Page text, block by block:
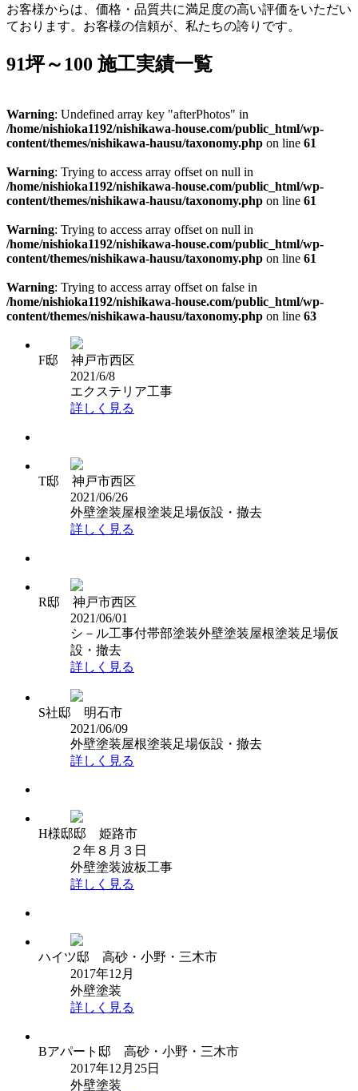
お客様からは、価格・品質共に満足度の高い評価をいただい
ております。お客様の信頼が、私たちの誇りです。
91坪～100 施工実績一覧
Warning: Undefined array key "afterPhotos" in
/home/nishioka1192/nishikawa-house.com/public_html/wp-
content/themes/nishikawa-hausu/taxonomy.php on line 61
Warning: Trying to access array offset on null in
/home/nishioka1192/nishikawa-house.com/public_html/wp-
content/themes/nishikawa-hausu/taxonomy.php on line 61
Warning: Trying to access array offset on null in
/home/nishioka1192/nishikawa-house.com/public_html/wp-
content/themes/nishikawa-hausu/taxonomy.php on line 61
Warning: Trying to access array offset on false in
/home/nishioka1192/nishikawa-house.com/public_html/wp-
content/themes/nishikawa-hausu/taxonomy.php on line 63
F邸 神戸市西区
2021/6/8
エクステリア工事
詳しく見る
T邸 神戸市西区
2021/06/26
外壁塗装屋根塗装足場仮設・撤去
詳しく見る
R邸 神戸市西区
2021/06/01
シ－ル工事付帯部塗装外壁塗装屋根塗装足場仮
設・撤去
詳しく見る
S社邸 明石市
2021/06/09
外壁塗装屋根塗装足場仮設・撤去
詳しく見る
H様邸邸 姫路市
２年８月３日
外壁塗装波板工事
詳しく見る
ハイツ邸 高砂・小野・三木市
2017年12月
外壁塗装
詳しく見る
Bアパート邸 高砂・小野・三木市
2017年12月25日
外壁塗装